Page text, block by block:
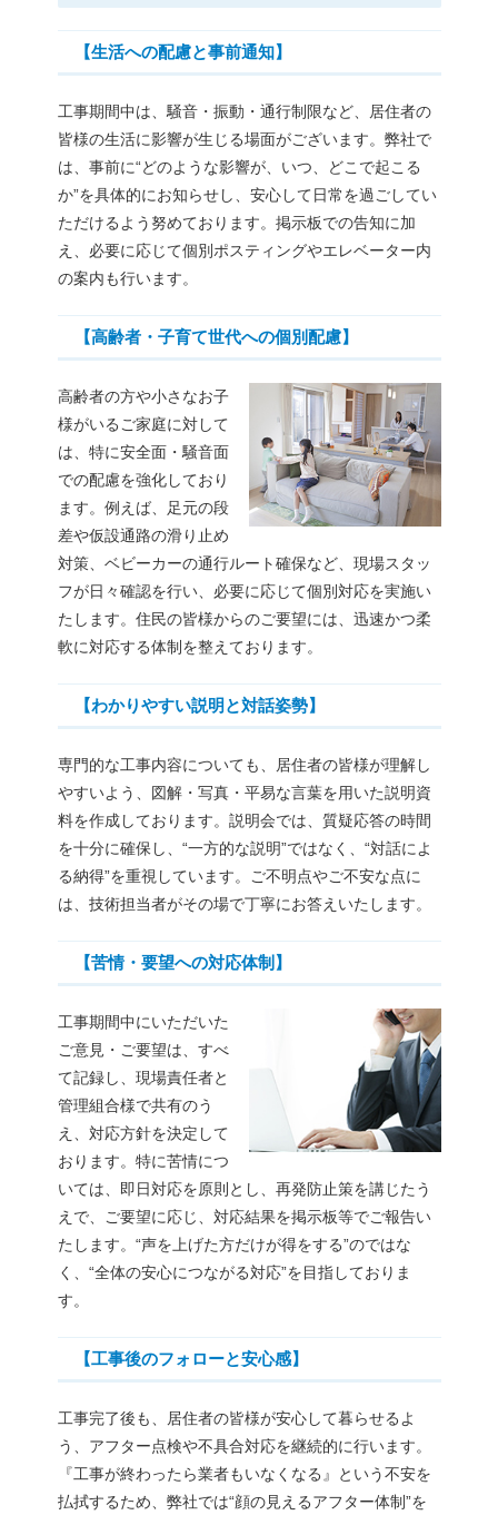
【生活への配慮と事前通知】
工事期間中は、騒音・振動・通行制限など、居住者の
皆様の生活に影響が生じる場面がございます。弊社で
は、事前に“どのような影響が、いつ、どこで起こる
か”を具体的にお知らせし、安心して日常を過ごしてい
ただけるよう努めております。掲示板での告知に加
え、必要に応じて個別ポスティングやエレベーター内
の案内も行います。
【高齢者・子育て世代への個別配慮】
高齢者の方や小さなお子
様がいるご家庭に対して
は、特に安全面・騒音面
での配慮を強化しており
ます。例えば、足元の段
差や仮設通路の滑り止め
対策、ベビーカーの通行ルート確保など、現場スタッ
フが日々確認を行い、必要に応じて個別対応を実施い
たします。住民の皆様からのご要望には、迅速かつ柔
軟に対応する体制を整えております。
【わかりやすい説明と対話姿勢】
専門的な工事内容についても、居住者の皆様が理解し
やすいよう、図解・写真・平易な言葉を用いた説明資
料を作成しております。説明会では、質疑応答の時間
を十分に確保し、“一方的な説明”ではなく、“対話によ
る納得”を重視しています。ご不明点やご不安な点に
は、技術担当者がその場で丁寧にお答えいたします。
【苦情・要望への対応体制】
工事期間中にいただいた
ご意見・ご要望は、すべ
て記録し、現場責任者と
管理組合様で共有のう
え、対応方針を決定して
おります。特に苦情につ
いては、即日対応を原則とし、再発防止策を講じたう
えで、ご要望に応じ、対応結果を掲示板等でご報告い
たします。“声を上げた方だけが得をする”のではな
く、“全体の安心につながる対応”を目指しておりま
す。
【工事後のフォローと安心感】
工事完了後も、居住者の皆様が安心して暮らせるよ
う、アフター点検や不具合対応を継続的に行います。
『工事が終わったら業者もいなくなる』という不安を
払拭するため、弊社では“顔の見えるアフター体制”を